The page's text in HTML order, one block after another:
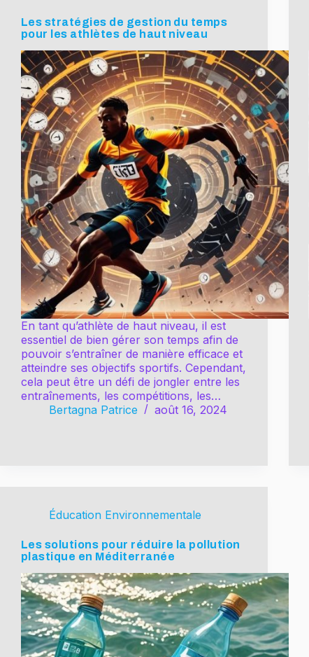
Les stratégies de gestion du temps
pour les athlètes de haut niveau
En tant qu’athlète de haut niveau, il est
essentiel de bien gérer son temps afin de
pouvoir s’entraîner de manière efficace et
atteindre ses objectifs sportifs. Cependant,
cela peut être un défi de jongler entre les
entraînements, les compétitions, les…
Bertagna Patrice
août 16, 2024
Éducation Environnementale
Les solutions pour réduire la pollution
plastique en Méditerranée